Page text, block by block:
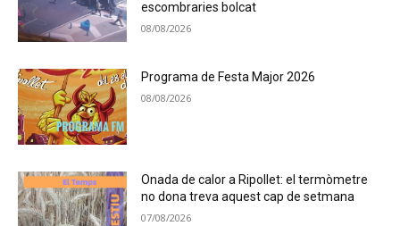
escombraries bolcat
08/08/2026
Programa de Festa Major 2026
08/08/2026
Onada de calor a Ripollet: el termòmetre
no dona treva aquest cap de setmana
07/08/2026